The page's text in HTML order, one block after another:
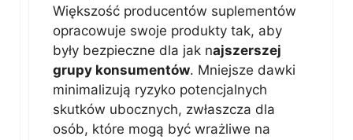
Większość producentów suplementów
opracowuje swoje produkty tak, aby
były bezpieczne dla jak najszerszej
grupy konsumentów. Mniejsze dawki
minimalizują ryzyko potencjalnych
skutków ubocznych, zwłaszcza dla
osób, które mogą być wrażliwe na